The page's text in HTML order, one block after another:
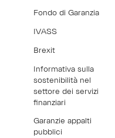
Fondo di Garanzia
IVASS
Brexit
Informativa sulla
sostenibilità nel
settore dei servizi
finanziari
Garanzie appalti
pubblici